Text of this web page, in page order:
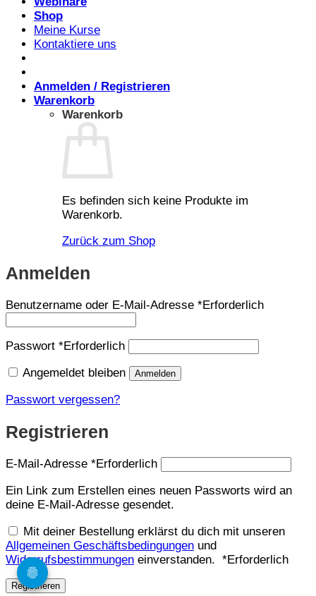
Shop
Meine Kurse
Kontaktiere uns
Anmelden / Registrieren
Warenkorb
Warenkorb
Es befinden sich keine Produkte im
Warenkorb.
Zurück zum Shop
Anmelden
Benutzername oder E-Mail-Adresse *Erforderlich
Passwort *Erforderlich
Angemeldet bleiben Anmelden
Passwort vergessen?
Registrieren
E-Mail-Adresse *Erforderlich
Ein Link zum Erstellen eines neuen Passworts wird an
deine E-Mail-Adresse gesendet.
Mit deiner Bestellung erklärst du dich mit unseren
Allgemeinen Geschäftsbedingungen und
Widerrufsbestimmungen einverstanden. *Erforderlich
Registrieren